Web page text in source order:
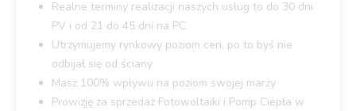
Realne terminy realizacji naszych usług to do 30 dni
PV i od 21 do 45 dni na PC
Utrzymujemy rynkowy poziom cen, po to byś nie
odbijał się od ściany
Masz 100% wpływu na poziom swojej marży
Prowizję za sprzedaż Fotowoltaiki i Pomp Ciepła w